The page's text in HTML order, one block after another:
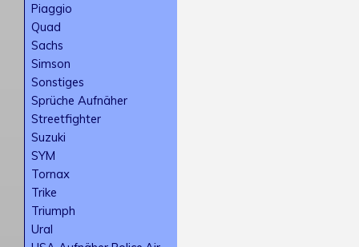
Piaggio
Quad
Sachs
Simson
Sonstiges
Sprüche Aufnäher
Streetfighter
Suzuki
SYM
Tornax
Trike
Triumph
Ural